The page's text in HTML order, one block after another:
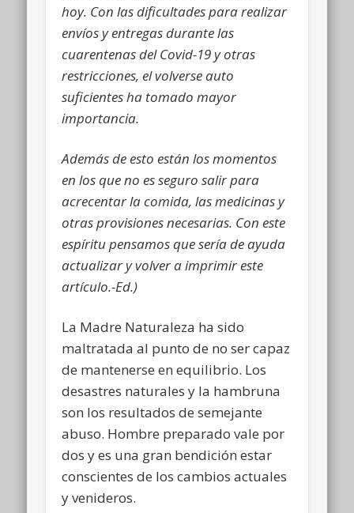
hoy. Con las dificultades para realizar
envíos y entregas durante las
cuarentenas del Covid-19 y otras
restricciones, el volverse auto
suficientes ha tomado mayor
importancia.
Además de esto están los momentos
en los que no es seguro salir para
acrecentar la comida, las medicinas y
otras provisiones necesarias. Con este
espíritu pensamos que sería de ayuda
actualizar y volver a imprimir este
artículo.-Ed.)
La Madre Naturaleza ha sido
maltratada al punto de no ser capaz
de mantenerse en equilibrio. Los
desastres naturales y la hambruna
son los resultados de semejante
abuso. Hombre preparado vale por
dos y es una gran bendición estar
conscientes de los cambios actuales
y venideros.